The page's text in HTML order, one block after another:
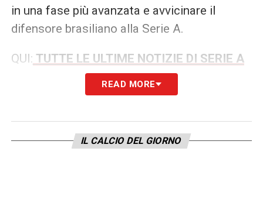
in una fase più avanzata e avvicinare il
difensore brasiliano alla Serie A.
QUI: TUTTE LE ULTIME NOTIZIE DI SERIE A
LA PLAYLIST DELLE NOSTRE TOP NEWS
READ MORE
IL CALCIO DEL GIORNO